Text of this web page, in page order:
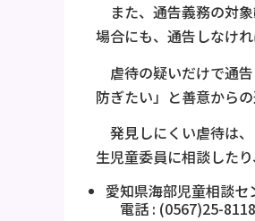
また、通告義務の対
場合にも、通告しなけ
虐待の疑いだけで通
防ぎたい」と善意から
発見しにくい虐待は
生児童委員に相談した
愛知県海部児童相談セ
電話 : (0567)25-8118